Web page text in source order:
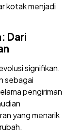
kotak menjadi
Dari
signifikan.
sebagai
pengiriman
yang menarik